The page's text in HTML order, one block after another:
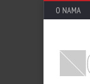
O NAMA